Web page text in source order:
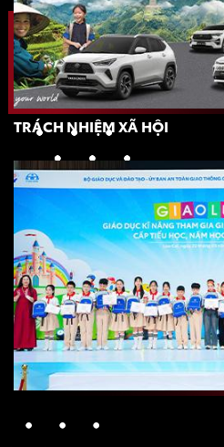
TRÁCH NHIỆM XÃ HỘI